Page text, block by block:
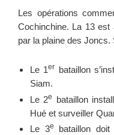
Les opérations
Cochinchine. La 13 est
par la plaine des Joncs.
Le 1er
bataillon
Siam.
Le 2e
bataillon
Hué et surveiller
Le 3e
bataillon